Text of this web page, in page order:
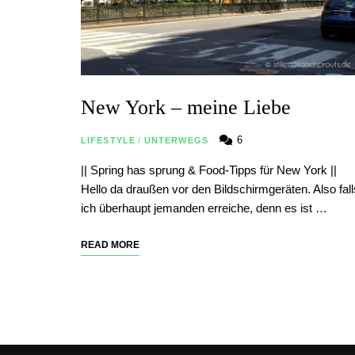
New York – meine Liebe
LIFESTYLE / UNTERWEGS 6
|| Spring has sprung & Food-Tipps für New York ||
Hello da draußen vor den Bildschirmgeräten. Also
ich überhaupt jemanden erreiche, denn es ist …
READ MORE